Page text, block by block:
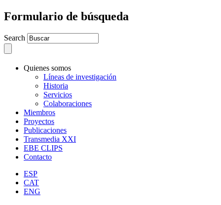
Formulario de búsqueda
Search
Quienes somos
Líneas de investigación
Historia
Servicios
Colaboraciones
Miembros
Proyectos
Publicaciones
Transmedia XXI
EBE CLIPS
Contacto
ESP
CAT
ENG